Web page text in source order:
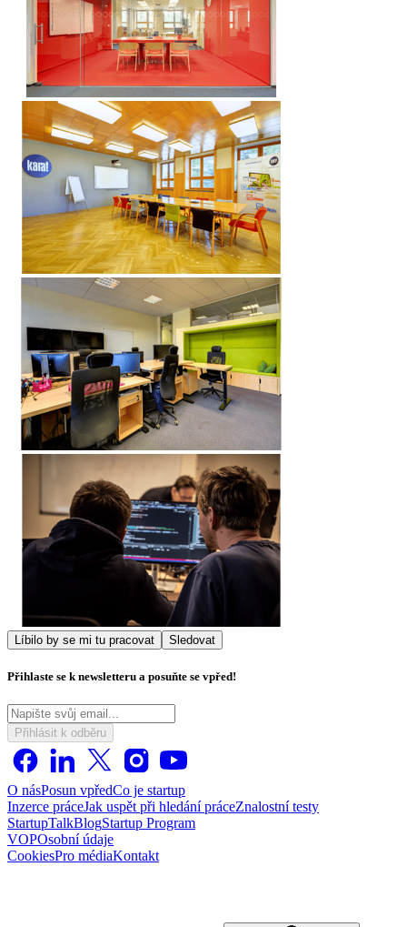
Líbilo by se mi tu pracovat Sledovat
Přihlaste se k newsletteru a posuňte se vpřed!
Přihlásit k odběru
O násPosun vpředCo je startup
Inzerce práceJak uspět při hledání práceZnalostní testy
StartupTalkBlogStartup Program
VOPOsobní údaje
CookiesPro médiaKontakt